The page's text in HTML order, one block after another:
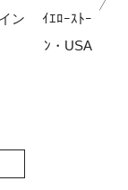
イン ｲｴﾛｰｽﾄｰ
ﾝ・USA